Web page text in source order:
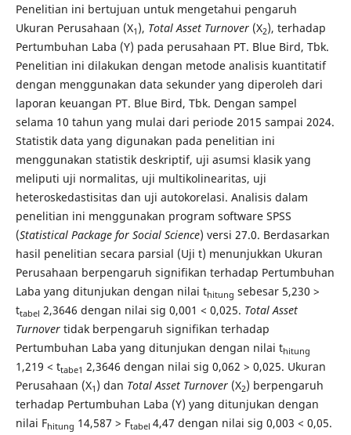
Penelitian ini bertujuan untuk mengetahui pengaruh
Ukuran Perusahaan (X1 ), Total Asset Turnover (X2), terhadap
Pertumbuhan Laba (Y) pada perusahaan PT. Blue Bird, Tbk.
Penelitian ini dilakukan dengan metode analisis kuantitatif
dengan menggunakan data sekunder yang diperoleh dari
laporan keuangan PT. Blue Bird, Tbk. Dengan sampel
selama 10 tahun yang mulai dari periode 2015 sampai 2024.
Statistik data yang digunakan pada penelitian ini
menggunakan statistik deskriptif, uji asumsi klasik yang
meliputi uji normalitas, uji multikolinearitas, uji
heteroskedastisitas dan uji autokorelasi. Analisis dalam
penelitian ini menggunakan program software SPSS
(Statistical Package for Social Science) versi 27.0. Berdasarkan
hasil penelitian secara parsial (Uji t) menunjukkan Ukuran
Perusahaan berpengaruh signifikan terhadap Pertumbuhan
Laba yang ditunjukan dengan nilai thitung sebesar 5,230 >
ttabel 2,3646 dengan nilai sig 0,001 < 0,025. Total Asset
Turnovertidak berpengaruh signifikan terhadap
Pertumbuhan Laba yang ditunjukan dengan nilai thitung
1,219 < ttabe1 2,3646 dengan nilai sig 0,062 > 0,025. Ukuran
Perusahaan (X1 ) dan Total Asset Turnover(X2) berpengaruh
terhadap Pertumbuhan Laba (Y) yang ditunjukan dengan
nilai Fhitung 14,587 > Ftabel 4,47 dengan nilai sig 0,003 < 0,05.